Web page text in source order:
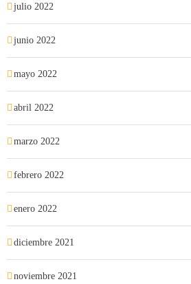
julio 2022
junio 2022
mayo 2022
abril 2022
marzo 2022
febrero 2022
enero 2022
diciembre 2021
noviembre 2021